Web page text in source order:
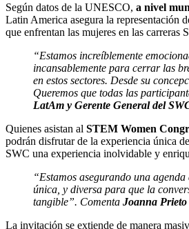
Según datos de la UNESCO, a nivel
Latin America asegura la representación
que enfrentan las mujeres en las
“Estamos increíblemente
incansablemente para cerrar las
en estos sectores. Desde su
Queremos que todas las
LatAm y Gerente General del
Quienes asistan al STEM Women
podrán disfrutar de la experiencia única
SWC una experiencia inolvidable y
“Estamos asegurando una
única, y diversa para que la
tangible”. Comenta Joanna
La invitación se extiende de manera